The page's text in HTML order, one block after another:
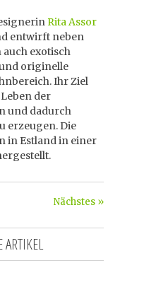
Rita Assor
entwirft neben
auch exotisch
originelle
Ihr Ziel
der
und dadurch
erzeugen. Die
in Estland in einer
Nächstes »